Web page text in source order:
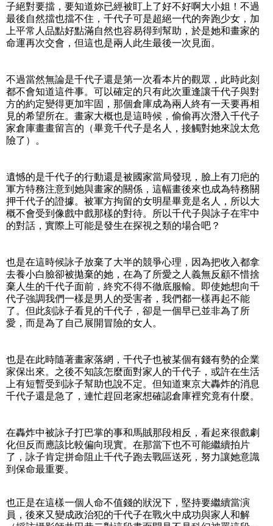
子絕對要擋，要知道妳已經被盯上了好不好啊大小姐！不過
最後自然擋也擋不住，千代子可是超絕一代的奔跑少女，加
上平常人品點好點滿自然也容易得到幫助，於是她和畫家的
命運再次交會，但這也是兩人此生最後一次見面。
不過當然無論是千代子還是第一次看本片的觀眾，此時此刻
都不會知道這件事。可以確定的只有此次重逢讓千代子與對
方的約定變得更加牢固，那個倉庫成為兩人終有一天要再相
見的希望所在。畫家大概也是這時候，偷偷再次潛入千代子
家倉庫畫畫留言的（畢竟千代子是名人，接觸對她來說太危
險了）。
遺憾的是千代子的行動還是被國家當局發現，臉上有刀疤的
軍方特務注意到她與畫家的關係，這幅畫後來也成為特務關
押千代子的證據。被軍方拘留的女明星畢竟是名人，所以大
概不會受到像戲中戲那樣的對待。所以千代子與詠子在牢中
的對話，實際上可能是發生在探視之類的場合吧？
也是在這時候詠子放棄了大半的競爭心理，因為把收入都拿
去養小白臉卻被拋棄的她，在為了所愛之人義無反顧不惜捨
棄人生的千代子面前，終究不得不徹底服輸。即使她想向千
代子強調我們一樣是男人的受害者，我們都一樣再起不能
了。但此刻詠子看見的千代子，卻是一個早已並非為了所
愛，而是為了自己展開冒險的女人。
也是在此時隨著畫家落網，千代子也被某個有錢有勢的企業
家保出來。之後不知該怎麼面對家人的千代子，或許在生活
上有短暫受到詠子幫助也說不定。但知道東京大轟炸的消息
千代子還是急了，連忙趕回老家想確認倉庫裡究竟有什麼。
在轟炸中被詠子打巴掌的事和馬賊那段相反，看起來很戲劇
化但反而應該比較偏向現實。在那當下也不可能繼續拍片
了，詠子肯定拼命阻止千代子跑去戰區送死，努力讓她意識
到保命最重要。
也正是在這樣一個人命不值錢的狀況下，堅持要繼續當演
員，後來又變成政治犯的千代子在戰火中成功與家人和解